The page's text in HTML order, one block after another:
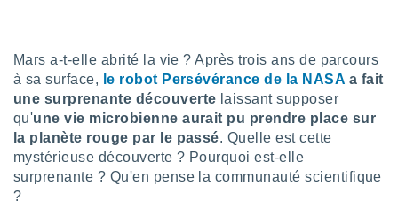
au
vous
de
ou
Mars a-t-elle abrité la vie ? Après trois ans de parcours
à sa surface, le robot Persévérance de la NASA a fait
une surprenante découverte laissant supposer
qu'une vie microbienne aurait pu prendre place sur
la planète rouge par le passé. Quelle est cette
mystérieuse découverte ? Pourquoi est-elle
surprenante ? Qu'en pense la communauté scientifique
?